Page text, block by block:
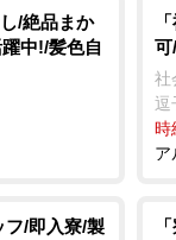
/絶品まか
中!/髪色自
可
社
逗
時
ア
フ/即入寮/製